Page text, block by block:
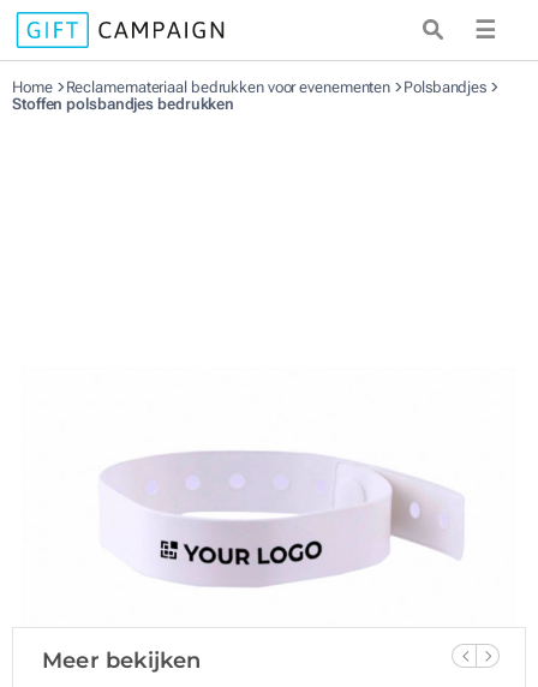
☰
Home Reclamemateriaal bedrukken voor evenementen
Polsbandjes
Stoffen polsbandjes bedrukken
Meer bekijken